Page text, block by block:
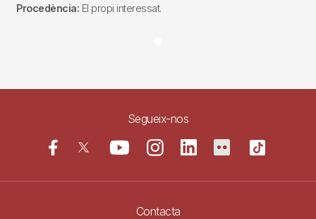
Procedència: El propi interessat.
Segueix-nos
Contacta